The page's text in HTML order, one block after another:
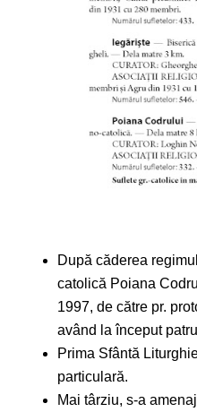
După căderea
catolică Poiana
1997, de către pr.
având la început
Prima Sfântă
particulară.
Mai târziu, s-a